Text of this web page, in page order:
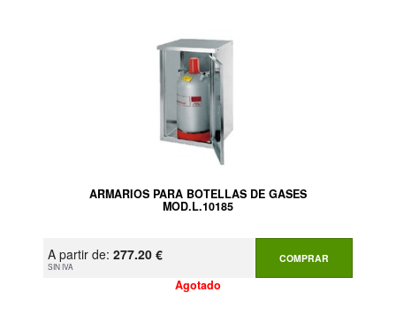
ARMARIOS PARA BOTELLAS DE GASES
MOD.L.10185
A partir de: 277.20 €
SIN IVA
COMPRAR
Agotado